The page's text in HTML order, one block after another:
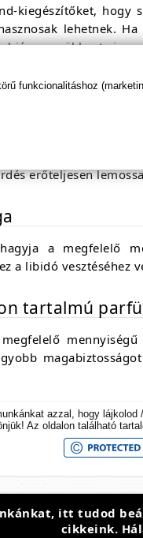
kiegészítőket, hogy
lehetnek.
csökkent
vizet, szappan
rossz szagot
erőteljesen
a megfelelő
a libidó vesztéséhez
tartalmú
azzal, hogy
Az oldalon található
itt tudod
cikkeink.
funkcionalitáshoz